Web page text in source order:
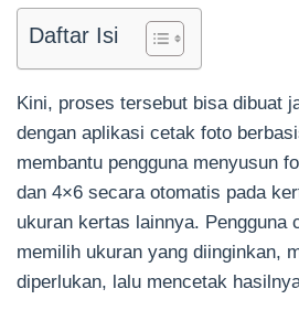
Daftar Isi
Kini, proses tersebut bisa dibuat
dengan aplikasi cetak foto
membantu pengguna menyusun
dan 4×6 secara otomatis pada
ukuran kertas lainnya. Pengguna
memilih ukuran yang diinginkan,
diperlukan, lalu mencetak